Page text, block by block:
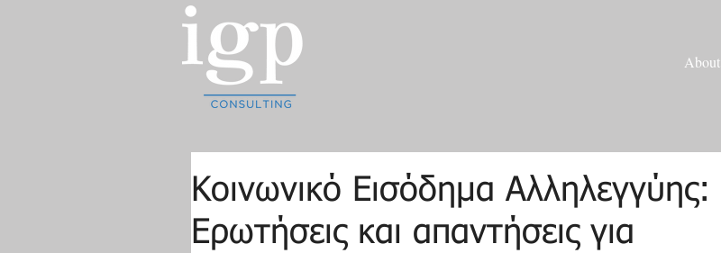
Κοινωνικό Εισόδημα Αλληλεγγύης:
Ερωτήσεις και απαντήσεις για
About